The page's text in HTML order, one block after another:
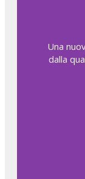
Una
dalla